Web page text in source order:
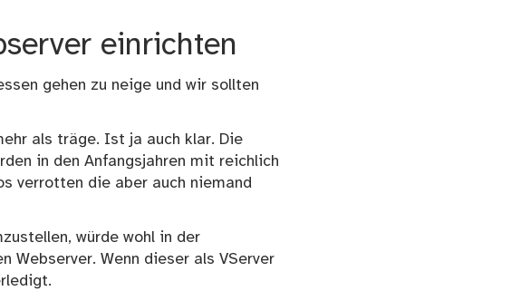
einrichten
gehen zu neige und wir sollten
als träge. Ist ja auch klar. Die
in den Anfangsjahren mit reichlich
verrotten die aber auch niemand
würde wohl in der
Webserver. Wenn dieser als VServer